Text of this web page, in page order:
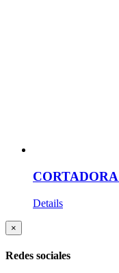
Details
Close
product
view
×
Redes sociales